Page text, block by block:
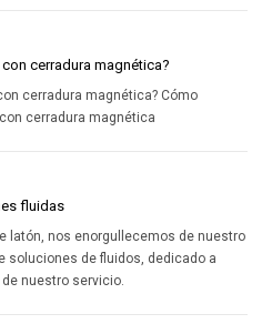
cerradura magnética?
cerradura magnética? Cómo
cerradura magnética
fluidas
latón, nos enorgullecemos de nuestro
soluciones de fluidos, dedicado a
nuestro servicio.